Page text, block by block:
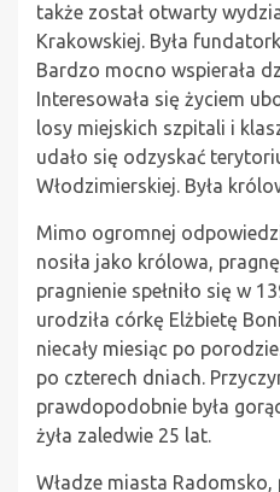
także został otwarty
Krakowskiej. Była
Bardzo mocno wspierała
Interesowała się życiem
losy miejskich szpitali i
udało się odzyskać
Włodzimierskiej. Była
Mimo ogromnej
nosiła jako królowa,
pragnienie spełniło się w
urodziła córkę Elżbietę
niecały miesiąc po
po czterech dniach.
prawdopodobnie była
żyła zaledwie 25 lat.
Władze miasta